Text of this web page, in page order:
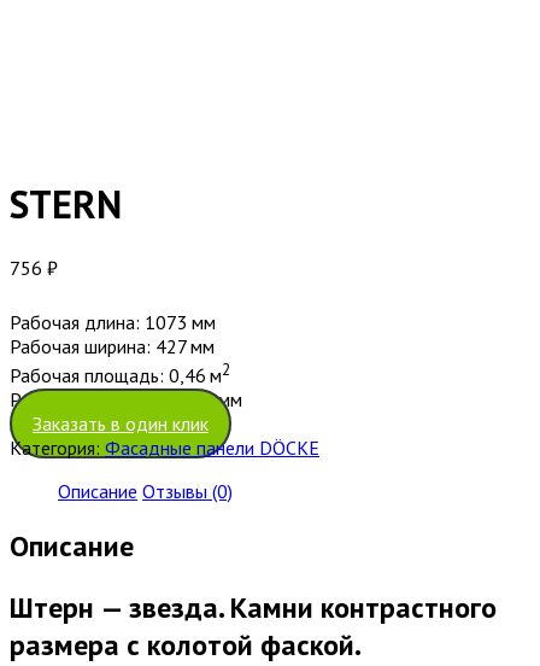
STERN
756 ₽
Рабочая длина: 1073 мм
Рабочая ширина: 427мм
Рабочая площадь: 0,46 м2
Рабочая длина угла: 427мм
Заказать в один клик
Категория: Фасадные панели DÖCKE
Описание Отзывы (0)
Описание
Штерн — звезда. Камни контрастного
размера с колотой фаской.